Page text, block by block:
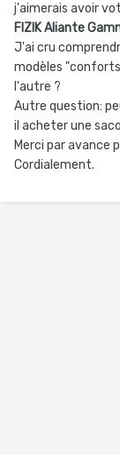
j'aimerais avoir
FIZIK Aliante
J'ai cru
modèles
l'autre ?
Autre question:
il acheter une
Merci par avance
Cordialement.